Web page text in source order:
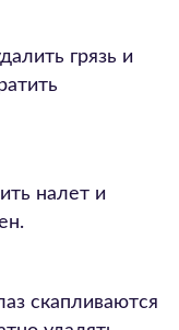
грязь и
налет и
скапливаются